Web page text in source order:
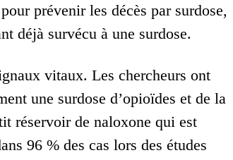
prévenir les décès par surdose,
déjà survécu à une surdose.
vitaux. Les chercheurs ont
une surdose d’opioïdes et de la
réservoir de naloxone qui est
96 % des cas lors des études